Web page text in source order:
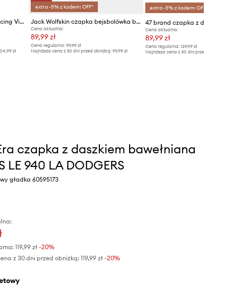
Compressport daszek Pro Racing Visor
zł
extra -5% z kodem: OFF*
Jack Wolfskin czapka bejsbolówka bawełniana Celebrate The Paw
Cena aktualna:
89,99 zł
Cena regularna:99,99 zł
Najniższa cena z 30 dni przed obniżką:99,99 zł
extra -5% z kodem: OFF*
Cena aktualna:
89,99 zł
Cena regularna: 129,99 zł
Najniższa cena z 30 dni przed obniżką:
czapka z daszkiem bawełniana
LE 940 LA DODGERS
gładka 60595173
119,99 zł-20%
z 30 dni przed obniżką: 119,99 zł -20%